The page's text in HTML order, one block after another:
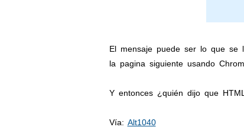
El mensaje puede ser lo que se
la pagina siguiente usando
Y entonces ¿quién dijo que
Vía: Alt1040